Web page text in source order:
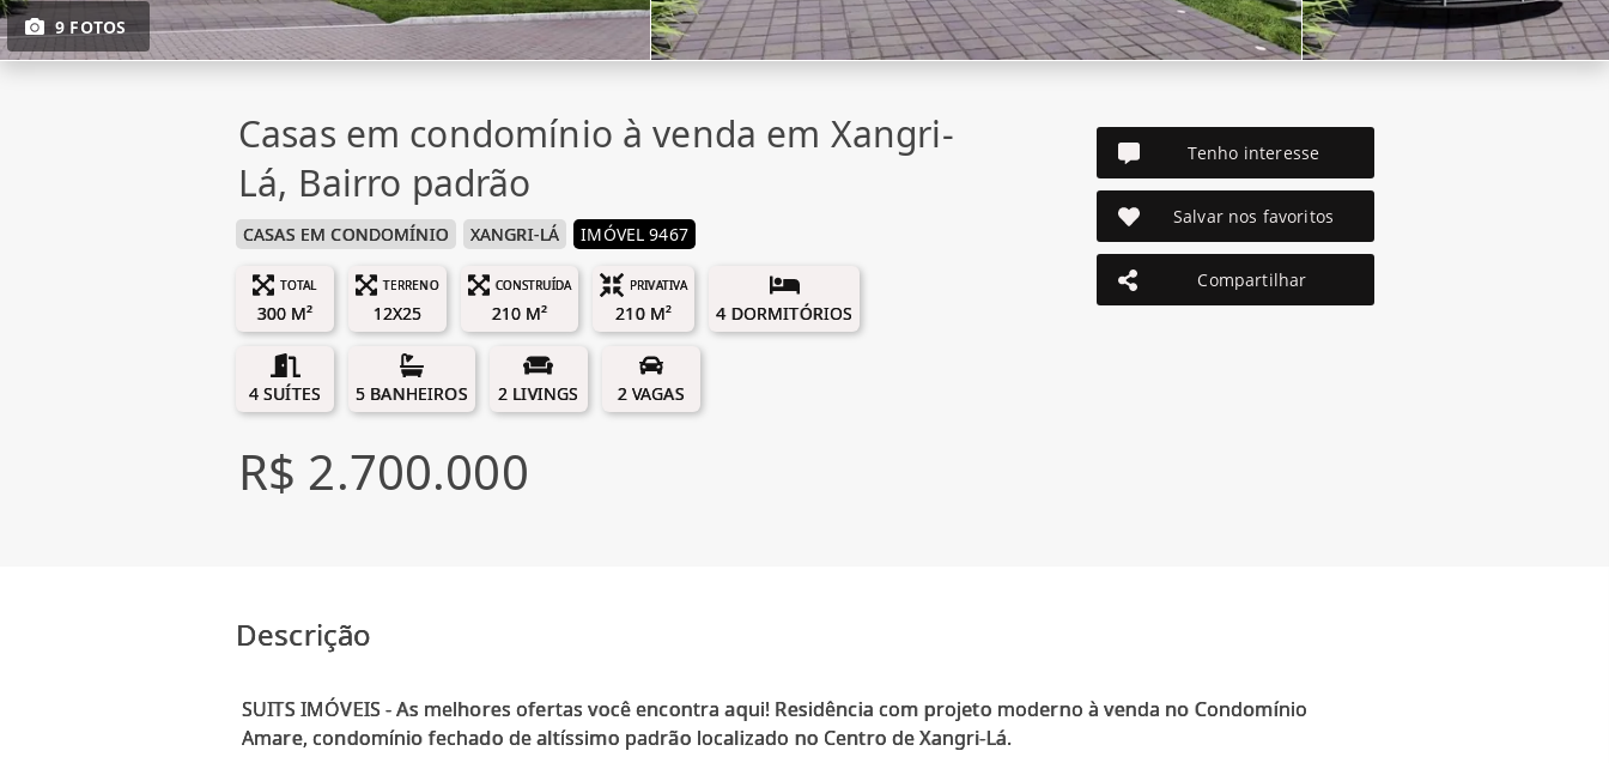
9 FOTOS
Casas em condomínio à venda em Xangri-
Lá, Bairro padrão
CASAS EM CONDOMÍNIO XANGRI-LÁ IMÓVEL 9467
TOTAL
300 M²
TERRENO
12X25
CONSTRUÍDA
210 M²
PRIVATIVA
210 M² 4 DORMITÓRIOS
4 SUÍTES 5 BANHEIROS 2 LIVINGS 2 VAGAS
R$ 2.700.000
Tenho interesse
Salvar nos favoritos
Compartilhar
Descrição
SUITS IMÓVEIS - As melhores ofertas você encontra aqui! Residência com projeto moderno à venda no Condomínio
Amare, condomínio fechado de altíssimo padrão localizado no Centro de Xangri-Lá.